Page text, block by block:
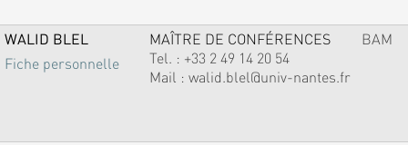
WALID BLEL
Fiche personnelle
MAÎTRE DE CONFÉRENCES
Tel. : +33 2 49 14 20 54
Mail : walid.blel@univ-nantes.fr
BAM